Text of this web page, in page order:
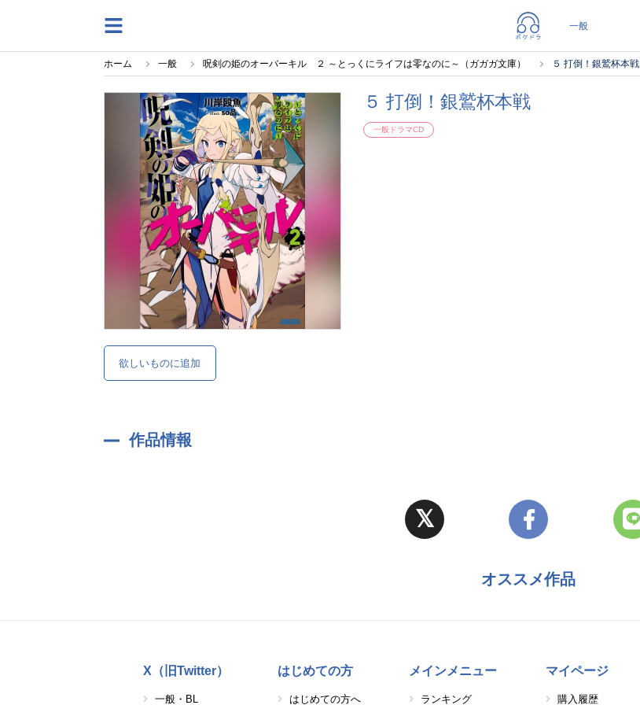
ホーム 一般 呪剣の姫のオーバーキル ２ ～とっくにライフは零なのに～（ガガガ文庫） ５ 打倒！銀鷲杯本戦
欲しいものに追加
５ 打倒！銀鷲杯本戦
一般ドラマCD
作品情報
オススメ作品
X（旧Twitter）
一般・BL
はじめての方
はじめての方へ
メインメニュー
ランキング
マイページ
購入履歴